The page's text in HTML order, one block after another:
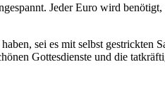
Jeder Euro wird
sei es mit selbst
Gottesdienste und die